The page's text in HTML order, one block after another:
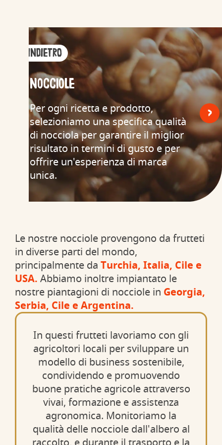
< Indietro
Nocciole
Per ogni ricetta e prodotto,
selezioniamo una specifica qualità
di nocciola per garantire il miglior
risultato in termini di gusto e per
offrire un'esperienza di marca
unica.
>
Le nostre nocciole provengono da frutteti
in diverse parti del mondo,
principalmente da Turchia, Italia, Cile e
USA. Abbiamo inoltre impiantato le
nostre piantagioni di nocciole in Georgia,
Serbia, Cile e Argentina.
In questi frutteti lavoriamo con gli
agricoltori locali per sviluppare un
modello di business sostenibile,
condividendo e promuovendo
buone pratiche agricole attraverso
vivai, formazione e assistenza
agronomica. Monitoriamo la
qualità delle nocciole dall'albero al
raccolto, e durante il trasporto e la